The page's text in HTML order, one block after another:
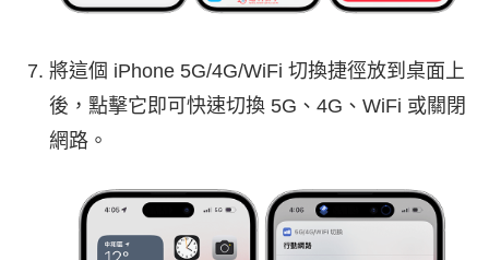
將這個 iPhone 5G/4G/WiFi 切換捷徑放到桌面上
後，點擊它即可快速切換 5G、4G、WiFi 或關閉
網路。